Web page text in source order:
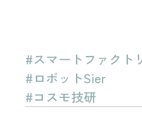
#スマートファクト
#ロボットSier
#コスモ技研